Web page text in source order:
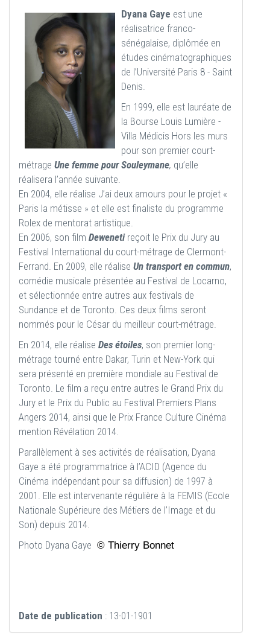
Dyana Gaye est une
réalisatrice franco-
sénégalaise, diplômée en
études cinématographiques
de l’Université Paris 8 - Saint
Denis.
En 1999, elle est lauréate de
la Bourse Louis Lumière -
Villa Médicis Hors les murs
pour son premier court-
métrage Une femme pour Souleymane, qu’elle
réalisera l’année suivante.
En 2004, elle réalise J’ai deux amours pour le projet «
Paris la métisse » et elle est finaliste du programme
Rolex de mentorat artistique.
En 2006, son film Deweneti reçoit le Prix du Jury au
Festival International du court-métrage de Clermont-
Ferrand. En 2009, elle réalise Un transport en commun,
comédie musicale présentée au Festival de Locarno,
et sélectionnée entre autres aux festivals de
Sundance et de Toronto. Ces deux films seront
nommés pour le César du meilleur court-métrage.
En 2014, elle réalise Des étoiles, son premier long-
métrage tourné entre Dakar, Turin et New-York qui
sera présenté en première mondiale au Festival de
Toronto. Le film a reçu entre autres le Grand Prix du
Jury et le Prix du Public au Festival Premiers Plans
Angers 2014, ainsi que le Prix France Culture Cinéma
mention Révélation 2014.
Parallèlement à ses activités de réalisation, Dyana
Gaye a été programmatrice à l’ACID (Agence du
Cinéma indépendant pour sa diffusion) de 1997 à
2001. Elle est intervenante régulière à la FEMIS (Ecole
Nationale Supérieure des Métiers de l’Image et du
Son) depuis 2014.
Photo Dyana Gaye © Thierry Bonnet
Date de publication : 13-01-1901